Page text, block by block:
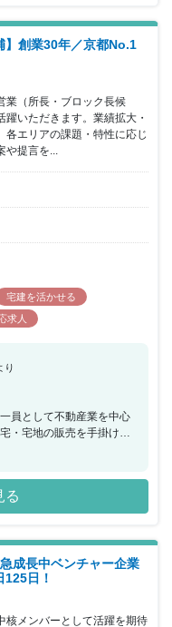
】創業30年／京都No.1
業（所長・ブロック長候
躍いただきます。業績拡大・
各エリアの課題・特性に応じ
や提言を...
宅建を活かせる
求人
り
員として不動産業を中心
・宅地の販売を手掛けて
な経験と実績を誇り、
ては土地仕入・造成・住
後のアフターサービスま
「仕入れ」・「設計」・
活かすことができている
を実施することでお客様
社の規模拡大と同時に働
度／部署異動希望申請制
男性64％女性36％、女
る
成長中ベンチャー企業
日！
核メンバーとして活躍を期待